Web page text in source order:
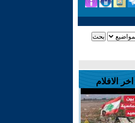
اخر الافلام